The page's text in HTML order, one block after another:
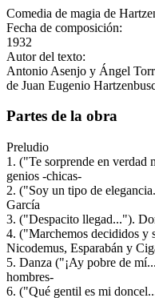
Comedia de magia de
Fecha de composición:
1932
Autor del texto:
Antonio Asenjo y Ángel
de Juan Eugenio
Partes de la obra
Preludio
1. ("Te sorprende en verdad
genios -chicas-
2. ("Soy un tipo de
García
3. ("Despacito llegad...").
4. ("Marchemos decididos y
Nicodemus, Esparabán y
5. Danza ("¡Ay pobre de
hombres-
6. ("Qué gentil es mi